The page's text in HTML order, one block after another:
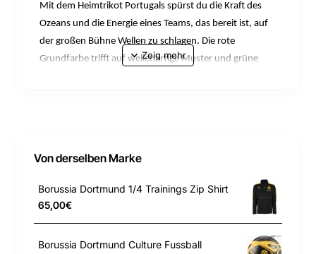
Mit dem Heimtrikot Portugals spürst du die Kraft des
Ozeans und die Energie eines Teams, das bereit ist, auf
der großen Bühne Wellen zu schlagen. Die rote
Grundfarbe trifft auf wellenartige Muster und grüne
vereint den Spieler-Look mit einer lässigen Silhouette
und Details, die für Spieltag und Alltag perfekt
funktionieren.
Passform: Regulär
Von derselben Marke
Borussia Dortmund 1/4 Trainings Zip Shirt
65,00€
Borussia Dortmund Culture Fussball